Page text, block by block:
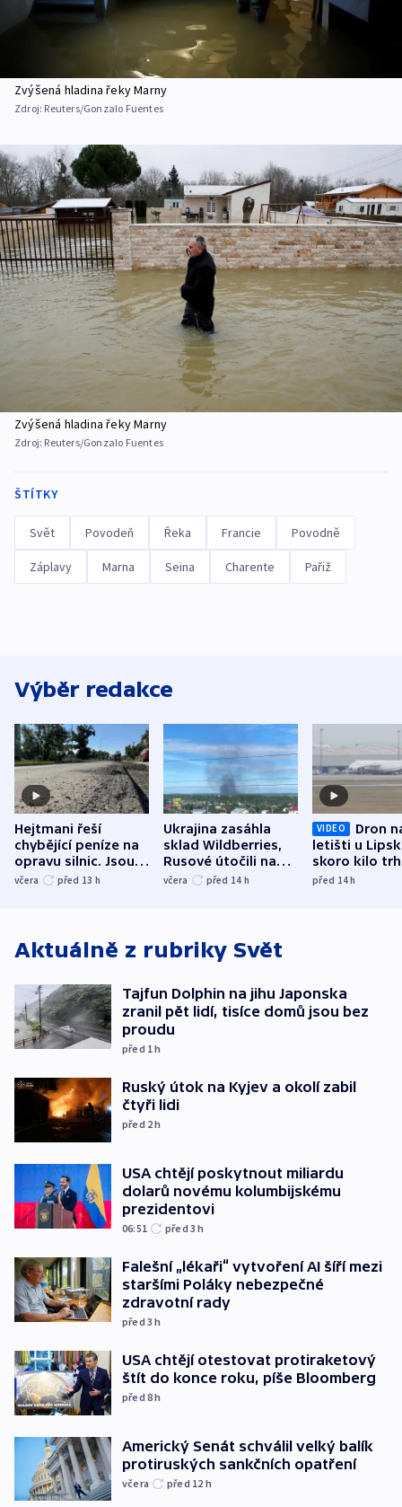
Zvýšená hladina řeky Marny
Zdroj: Reuters/Gonzalo Fuentes
Zvýšená hladina řeky Marny
Zdroj: Reuters/Gonzalo Fuentes
ŠTÍTKY
Svět Povodeň Řeka Francie Povodně
Záplavy Marna Seina Charente Pařiž
Výběr redakce
Hejtmani řeší
chybějící peníze na
opravu silnic. Jsou
nenárokové, namítá
včera před 13 h
Ukrajina zasáhla
sklad Wildberries,
Rusové útočili na
trh, hasiče či
včera před 14 h
VIDEO
Dron
letišti u
skoro kilo
indicie
před 14h
Aktuálně z rubriky Svět
Tajfun Dolphin na jihu Japonska
zranil pět lidí, tisíce domů jsou bez
proudu
před 1h
Ruský útok na Kyjev a okolí zabil
čtyři lidi
před 2h
USA chtějí poskytnout miliardu
dolarů novému kolumbijskému
prezidentovi
06:51 před 3h
Falešní „lékaři“ vytvoření AI šíří mezi
staršími Poláky nebezpečné
zdravotní rady
před 3h
USA chtějí otestovat protiraketový
štít do konce roku, píše Bloomberg
před 8h
Americký Senát schválil velký balík
protiruských sankčních opatření
včera před 12 h